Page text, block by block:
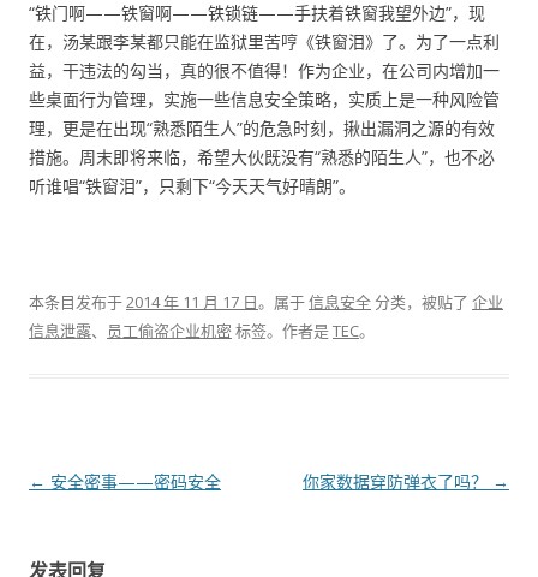
“铁门啊——铁窗啊——铁锁链——手扶着铁窗我望外边”，现
在，汤某跟李某都只能在监狱里苦哼《铁窗泪》了。为了一点利
益，干违法的勾当，真的很不值得！作为企业，在公司内增加一
些桌面行为管理，实施一些信息安全策略，实质上是一种风险管
理，更是在出现“熟悉陌生人”的危急时刻，揪出漏洞之源的有效
措施。周末即将来临，希望大伙既没有“熟悉的陌生人”，也不必
听谁唱“铁窗泪”，只剩下“今天天气好晴朗”。
本条目发布于2014 年 11 月 17 日。属于信息安全分类，被贴了 企业
信息泄露、 员工偷盗企业机密标签。 作者是TEC。
文章导航
← 安全密事——密码安全 你家数据穿防弹衣了吗？ →
发表回复